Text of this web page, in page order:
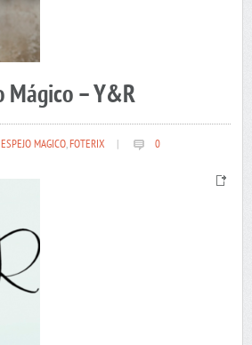
Mágico – Y&R
ESPEJO MAGICO,FOTERIX 0